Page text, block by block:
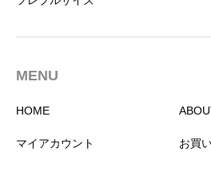
MENU
HOME
マイアカウント お買